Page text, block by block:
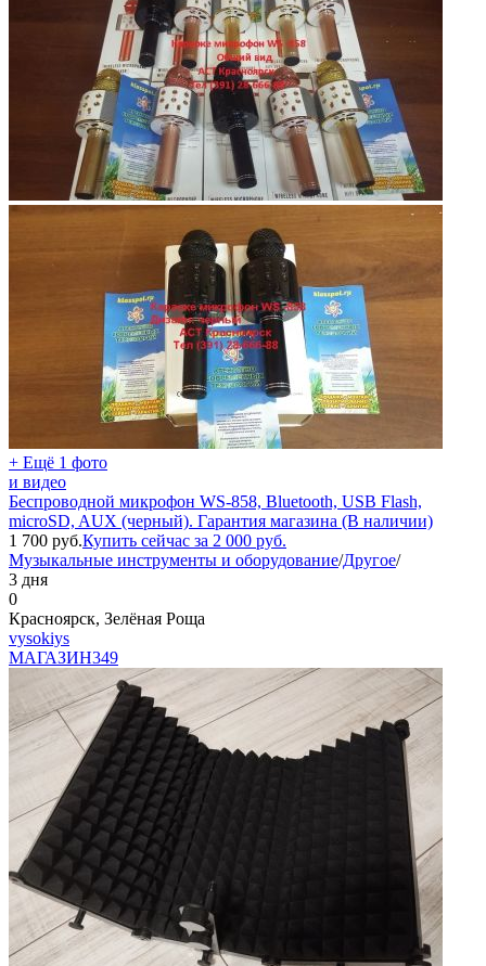
+ Ещё 1 фото
и видео
Беспроводной микрофон WS-858, Bluetooth, USB Flash,
microSD, AUX (черный). Гарантия магазина (В наличии)
1 700 руб.Купить сейчас за 2 000 руб.
Музыкальные инструменты и оборудование/Другое/
3 дня
0
Красноярск, Зелёная Роща
vysokiys
МАГАЗИН349